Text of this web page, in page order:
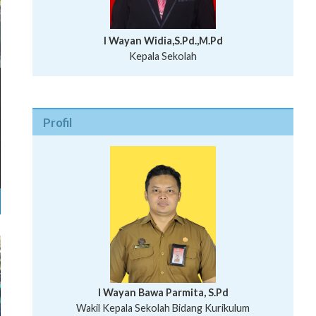
I Wayan Widia,S.Pd.,M.Pd
Kepala Sekolah
Profil
I Wayan Bawa Parmita, S.Pd
Wakil Kepala Sekolah Bidang Kurikulum
I Wayan Gede Aditya Pratita, S.Pd., M.Sn
Ni Wayan Nopi Sutantri, S.Pd.